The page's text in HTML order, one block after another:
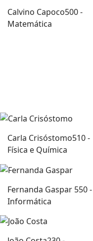
Calvino Capoco500 -
Matemática
Carla Crisóstomo510 -
Física e Química
Fernanda Gaspar 550 -
Informática